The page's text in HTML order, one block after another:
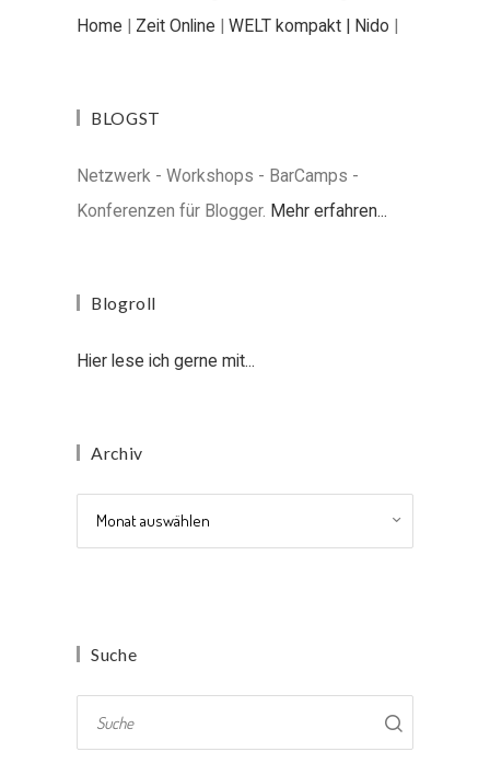
Home | Zeit Online | WELT kompakt | Nido |
BLOGST
Netzwerk - Workshops - BarCamps -
Konferenzen für Blogger. Mehr erfahren...
Blogroll
Hier lese ich gerne mit...
Archiv
Suche